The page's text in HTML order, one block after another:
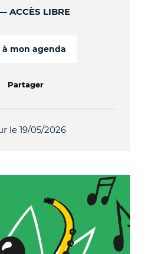
ACCÈS LIBRE
Partager
le 19/05/2026